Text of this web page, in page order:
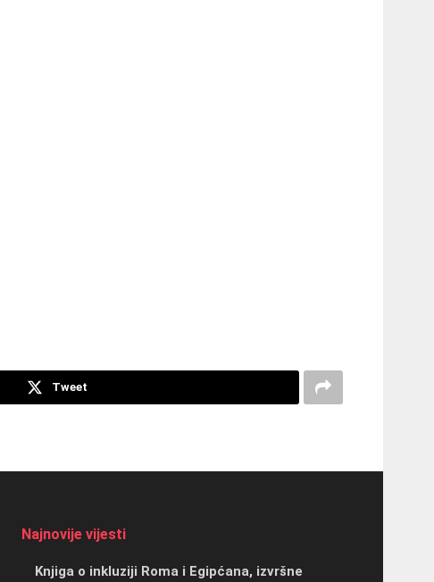
Tweet
Najnovije vijesti
Knjiga o inkluziji Roma i Egipćana, izvršne